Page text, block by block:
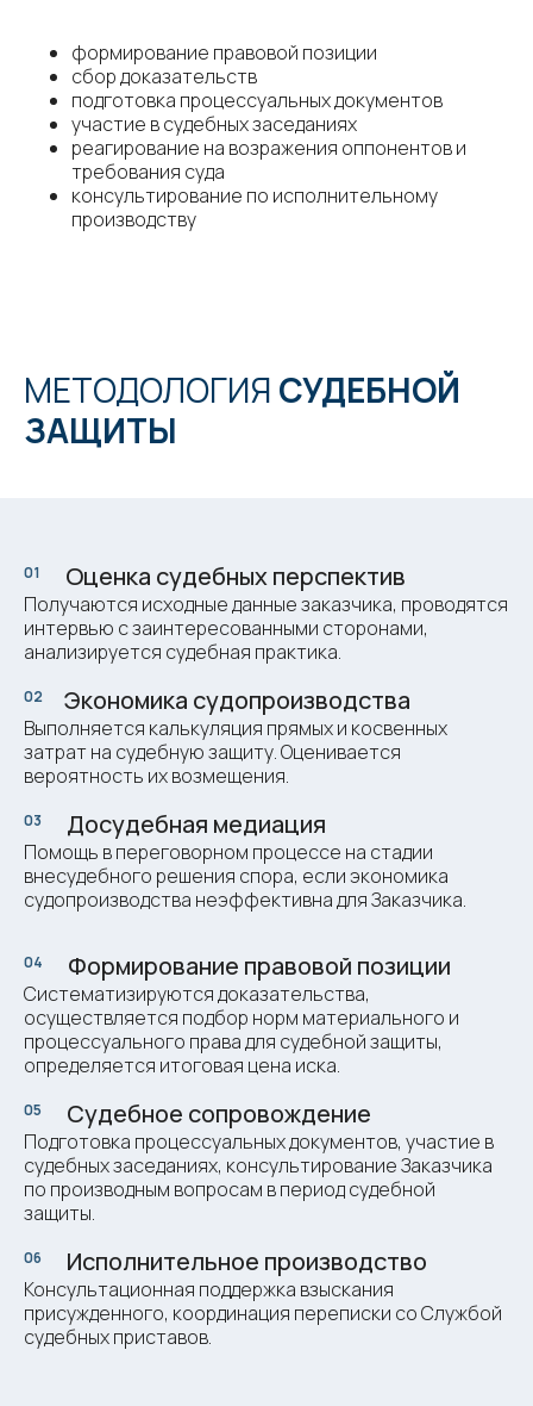
формирование правовой позиции
сбор доказательств
подготовка процессуальных документов
участие в судебных заседаниях
реагирование на возражения оппонентов и
требования суда
консультирование по исполнительному
производству
МЕТОДОЛОГИЯ СУДЕБНОЙ
ЗАЩИТЫ
01 Оценка судебных перспектив
Получаются исходные данные заказчика, проводятся
интервью с заинтересованными сторонами,
анализируется судебная практика.
02 Экономика судопроизводства
Выполняется калькуляция прямых и косвенных
затрат на судебную защиту. Оценивается
вероятность их возмещения.
03 Досудебная медиация
Помощь в переговорном процессе на стадии
внесудебного решения спора, если экономика
судопроизводства неэффективна для Заказчика.
04 Формирование правовой позиции
Систематизируются доказательства,
осуществляется подбор норм материального и
процессуального права для судебной защиты,
определяется итоговая цена иска.
05 Судебное сопровождение
Подготовка процессуальных документов, участие в
судебных заседаниях, консультирование Заказчика
по производным вопросам в период судебной
защиты.
06 Исполнительное производство
Консультационная поддержка взыскания
присужденного, координация переписки со Службой
судебных приставов.